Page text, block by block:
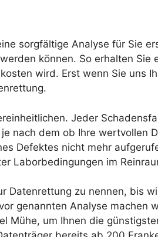
sorgfältige Analyse für Sie
können. So erhalten Sie
wird. Erst wenn Sie uns
Jeder
nach dem ob Ihre wertvollen
Defektes nicht mehr
Laborbedingungen im
Datenrettung zu nennen, bis
genannten Analyse machen
Mühe, um Ihnen die